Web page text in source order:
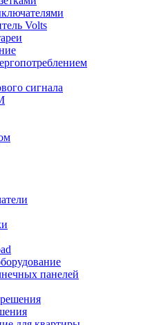
Volts
сигнала
панелей